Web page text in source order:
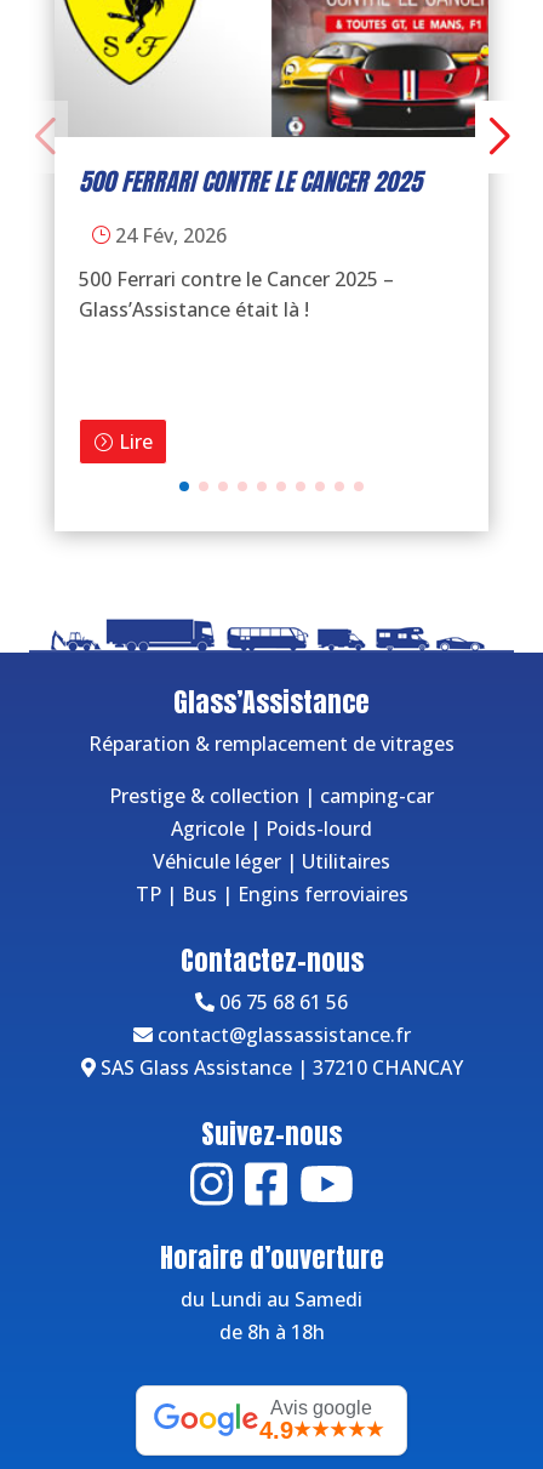
500 FERRARI CONTRE LE CANCER 2025
}24 Fév, 2026
500 Ferrari contre le Cancer 2025 –
Glass’Assistance était là !
Lire
Glass’Assistance
Réparation & remplacement de vitrages
Prestige & collection | camping-car
Agricole | Poids-lourd
Véhicule léger | Utilitaires
TP| Bus | Engins ferroviaires
Contactez-nous
06 75 68 61 56
contact@glassassistance.fr
SAS Glass Assistance | 37210 CHANCAY
Suivez-nous
Horaire d’ouverture
du Lundi au Samedi
de 8h à 18h
Avis google
4.9★★★★★